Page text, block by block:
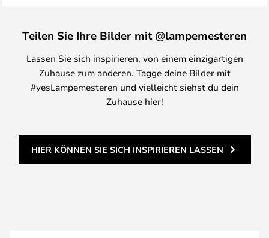
Teilen Sie Ihre Bilder mit @lampemesteren
Lassen Sie sich inspirieren, von einem einzigartigen
Zuhause zum anderen. Tagge deine Bilder mit
#yesLampemesteren und vielleicht siehst du dein
Zuhause hier!
HIER KÖNNEN SIE SICH INSPIRIEREN LASSEN